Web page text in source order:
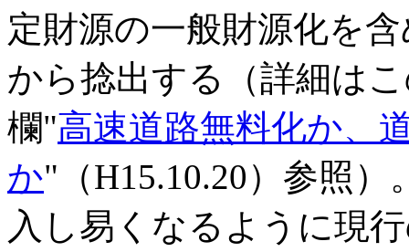
定財源の一般財源化を
から捻出する（詳細は
欄"高速道路無料化か、
か"（H15.10.20）参照
入し易くなるように現